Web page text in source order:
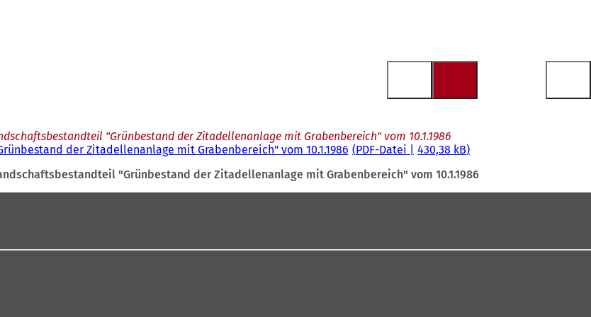
"Grünbestand der Zitadellenanlage mit Grabenbereich" vom 10.1.1986
der Zitadellenanlage mit Grabenbereich" vom 10.1.1986 PDF-Datei 430,38 kB
"Grünbestand der Zitadellenanlage mit Grabenbereich" vom 10.1.1986